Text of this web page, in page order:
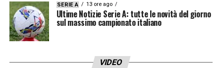
SERIE A 13 ore ago
Ultime Notizie Serie A: tutte le novità del giorno
sul massimo campionato italiano
VIDEO